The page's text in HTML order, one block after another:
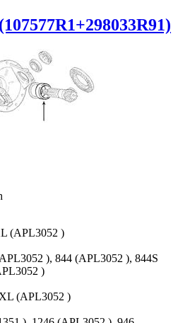
(APL3052 )
), 844 (APL3052 ), 844S
)
(APL3052 )